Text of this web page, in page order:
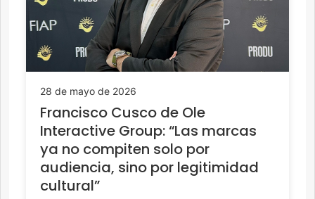
28 de mayo de 2026
Francisco Cusco de Ole
Interactive Group: “Las marcas
ya no compiten solo por
audiencia, sino por legitimidad
cultural”